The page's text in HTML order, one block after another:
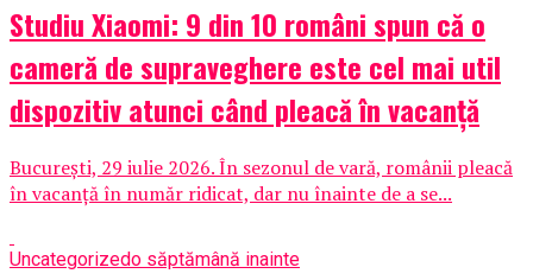
Studiu Xiaomi: 9 din 10 români spun că o
cameră de supraveghere este cel mai util
dispozitiv atunci când pleacă în vacanță
București, 29 iulie 2026. În sezonul de vară, românii pleacă
în vacanță în număr ridicat, dar nu înainte de a se...
Uncategorizedo săptămână inainte